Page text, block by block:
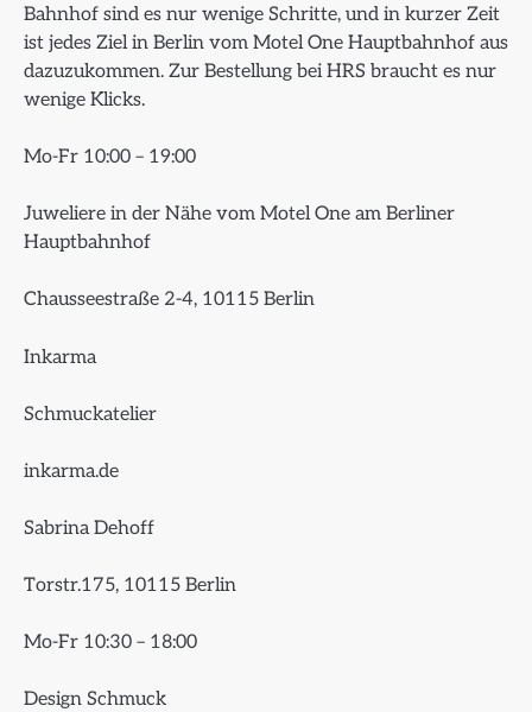
Bahnhof sind es nur wenige Schritte, und in kurzer Zeit
ist jedes Ziel in Berlin vom Motel One Hauptbahnhof aus
dazuzukommen. Zur Bestellung bei HRS braucht es nur
wenige Klicks.
Mo-Fr 10:00 – 19:00
Juweliere in der Nähe vom Motel One am Berliner
Hauptbahnhof
Chausseestraße 2-4, 10115 Berlin
Inkarma
Schmuckatelier
inkarma.de
Sabrina Dehoff
Torstr.175, 10115 Berlin
Mo-Fr 10:30 – 18:00
Design Schmuck